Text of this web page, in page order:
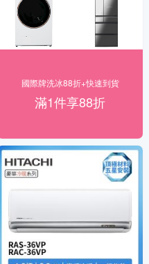
國際牌洗冰88折+快速到貨
滿1件享88折